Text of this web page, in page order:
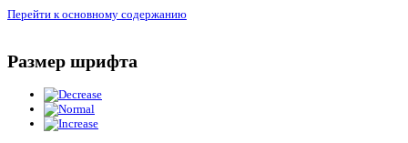
Перейти к основному содержанию
Размер шрифта